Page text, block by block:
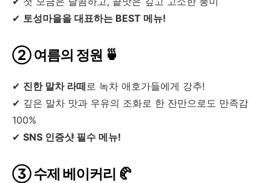
✔ 토성마을을 대표하는 BEST 메뉴!
② 여름의 정원 🍵
✔ 진한 말차 라떼 로 녹차 애호가들에게 강추!
✔ 깊은 말차 맛과 우유의 조화로 한 잔만으로도 만족감
100%
✔ SNS 인증샷 필수 메뉴!
③ 수제 베이커리 🥐